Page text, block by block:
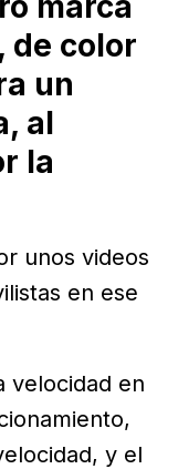
de color
un
al
la
unos videos
en ese
velocidad en
y el